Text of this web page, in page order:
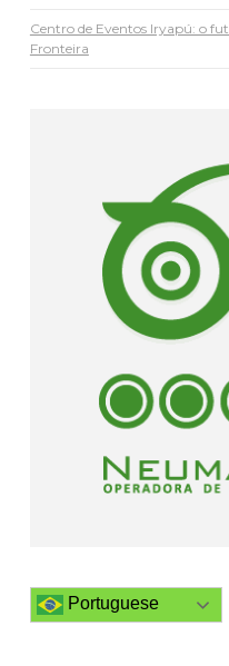
Centro de Eventos Iryapú: o
Fronteira
Portuguese